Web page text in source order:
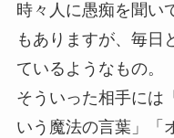
時々人に愚痴を聞い
もありますが、毎日
ているようなもの。
そういった相手には
いう魔法の言葉」「